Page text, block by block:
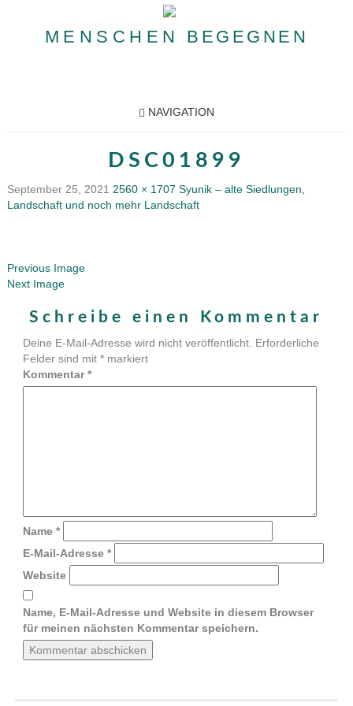
MENSCHEN BEGEGNEN
NAVIGATION
DSC01899
September 25, 2021 2560 × 1707 Syunik – alte Siedlungen,
Landschaft und noch mehr Landschaft
Previous Image
Next Image
Schreibe einen Kommentar
Deine E-Mail-Adresse wird nicht veröffentlicht. Erforderliche
Felder sind mit *markiert
Kommentar*
Name *
E-Mail-Adresse *
Website
Name, E-Mail-Adresse und Website in diesem Browser
für meinen nächsten Kommentar speichern.